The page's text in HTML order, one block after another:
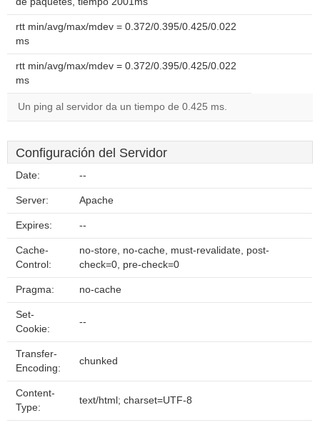
rtt min/avg/max/mdev = 0.372/0.395/0.425/0.022
ms
rtt min/avg/max/mdev = 0.372/0.395/0.425/0.022
ms
Un ping al servidor da un tiempo de 0.425 ms.
Configuración del Servidor
Date: --
Server: Apache
Expires: --
Cache-
Control:
no-store, no-cache, must-revalidate, post-
check=0, pre-check=0
Pragma: no-cache
Set-
Cookie:
--
Transfer-
Encoding:
chunked
Content-
Type:
text/html; charset=UTF-8